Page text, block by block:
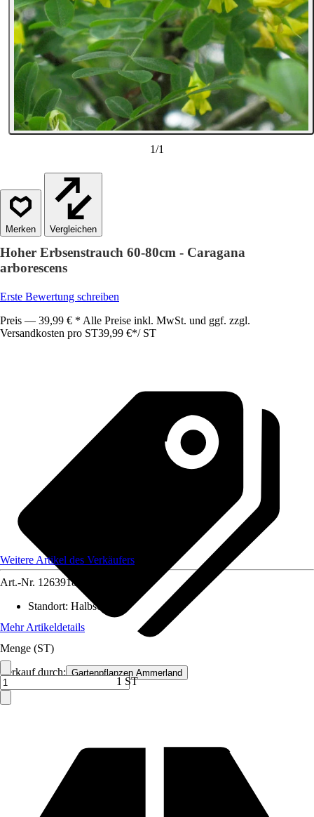
1/1
Vergleichen
Hoher Erbsenstrauch 60-80cm - Caragana
arborescens
Erste Bewertung schreiben
Preis — 39,99 € * Alle Preise inkl. MwSt. und ggf. zzgl.
Versandkosten pro ST39,99 €*/ ST
Verkauf durch: Gartenpflanzen Ammerland
Weitere Artikel des Verkäufers
Art.-Nr. 12639186
Standort: Halbschatten
Mehr Artikeldetails
Menge (ST)
1 ST